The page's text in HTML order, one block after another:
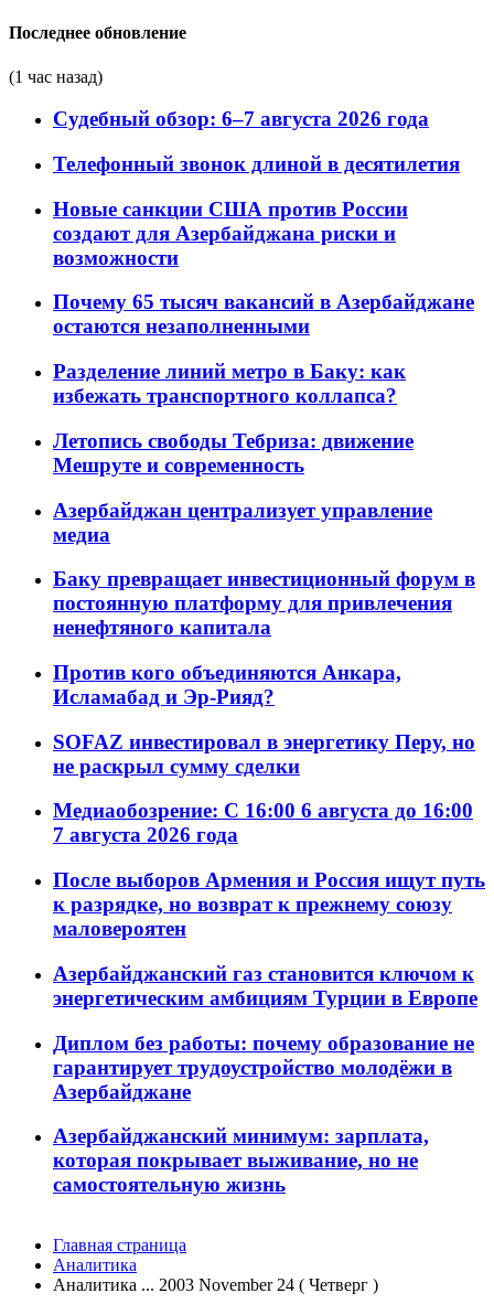
Последнее обновление
(1 час назад)
Судебный обзор: 6–7 августа 2026 года
Телефонный звонок длиной в десятилетия
Новые санкции США против России
создают для Азербайджана риски и
возможности
Почему 65 тысяч вакансий в Азербайджане
остаются незаполненными
Разделение линий метро в Баку: как
избежать транспортного коллапса?
Летопись свободы Тебриза: движение
Мешруте и современность
Азербайджан централизует управление
медиа
Баку превращает инвестиционный форум в
постоянную платформу для привлечения
ненефтяного капитала
Против кого объединяются Анкара,
Исламабад и Эр-Рияд?
SOFAZ инвестировал в энергетику Перу, но
не раскрыл сумму сделки
Медиаобозрение: С 16:00 6 августа до 16:00
7 августа 2026 года
После выборов Армения и Россия ищут путь
к разрядке, но возврат к прежнему союзу
маловероятен
Азербайджанский газ становится ключом к
энергетическим амбициям Турции в Европе
Диплом без работы: почему образование не
гарантирует трудоустройство молодёжи в
Азербайджане
Азербайджанский минимум: зарплата,
которая покрывает выживание, но не
самостоятельную жизнь
Главная страница
Аналитика
Аналитика ... 2003 November 24 ( Четверг )